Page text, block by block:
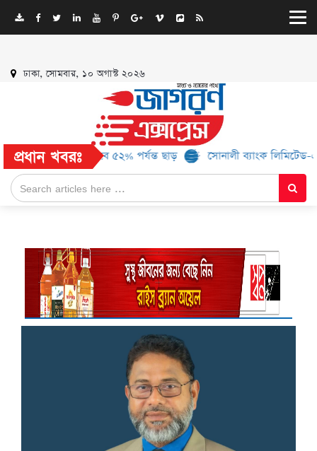
ঢাকা, সোমবার, ১০ অগাস্ট ২০২৬
প্রধান খবরঃ
ব্র্যান্ড, মিলবে ৫২% পর্যন্ত ছাড় সোনালী ব্যাংক লিমিটেড-এর ‘কৃষক